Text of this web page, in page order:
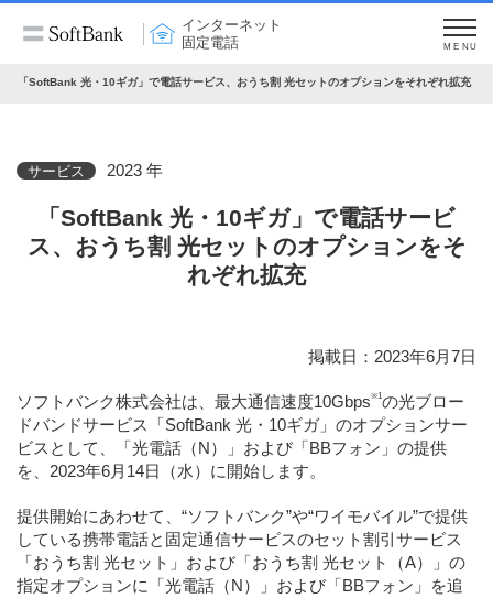
インターネット
固定電話
MENU
「SoftBank 光・10ギガ」で電話サービス、おうち割 光セットのオプションをそれぞれ拡充
サービス 2023 年
「SoftBank 光・10ギガ」で電話サービ
ス、おうち割 光セットのオプションをそ
れぞれ拡充
掲載日：2023年6月7日
ソフトバンク株式会社は、最大通信速度10Gbps※1の光ブロー
ドバンドサービス「SoftBank 光・10ギガ」のオプションサー
ビスとして、「光電話（N）」および「BBフォン」の提供
を、2023年6月14日（水）に開始します。
提供開始にあわせて、“ソフトバンク”や“ワイモバイル”で提供
している携帯電話と固定通信サービスのセット割引サービス
「おうち割 光セット」および「おうち割 光セット（A）」の
指定オプションに「光電話（N）」および「BBフォン」を追